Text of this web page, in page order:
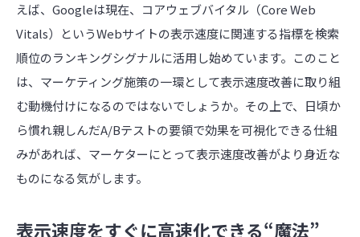
えば、Googleは現在、コアウェブバイタル（Core Web
Vitals）というWebサイトの表示速度に関連する指標を検索
順位のランキングシグナルに活用し始めています。このこと
は、マーケティング施策の一環として表示速度改善に取り組
む動機付けになるのではないでしょうか。その上で、日頃か
ら慣れ親しんだA/Bテストの要領で効果を可視化できる仕組
みがあれば、マーケターにとって表示速度改善がより身近な
ものになる気がします。
表示速度をすぐに高速化できる“魔法”